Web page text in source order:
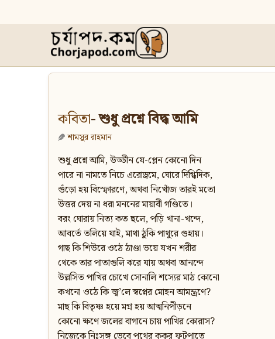
কবিতা- শুধু প্রশ্নে বিদ্ধ আমি
শামসুর রাহমান
শুধু প্রশ্নে আমি, উড্ডীন যে-প্লেন কোনো দিন
পারে না নামতে নিচে এরোড্রমে, ঘোরে দিগ্ধিদিক,
গুঁড়ো হয় বিস্ফোরণে, অথবা নিখোঁজ তারই মতো
উত্তর দেয় না ধরা মননের মায়াবী গণ্ডিতে।
বরং ঘোরায় নিত্য কত ছলে, পড়ি খানা-খন্দে,
আবর্তে তলিয়ে যাই, মাথা ঠুকি পাথুরে গুহায়।
গাছ কি শিউরে ওঠে ঠাণ্ডা ভয়ে যখন শরীর
থেকে তার পাতাগুলি ঝরে যায় অথবা আনন্দে
উল্লসিত পাখির চোখে সোনালি শস্যের মাঠ কোনো
কখনো ওঠে কি জ্ব’লে স্বপ্নের মোহন আমন্ত্রণে?
মাছ কি বিতৃষ্ণ হয়ে মগ্ন হয় আত্মনিপীড়নে
কোনো ক্ষণে জলের বাগানে চায় পাখির কোরাস?